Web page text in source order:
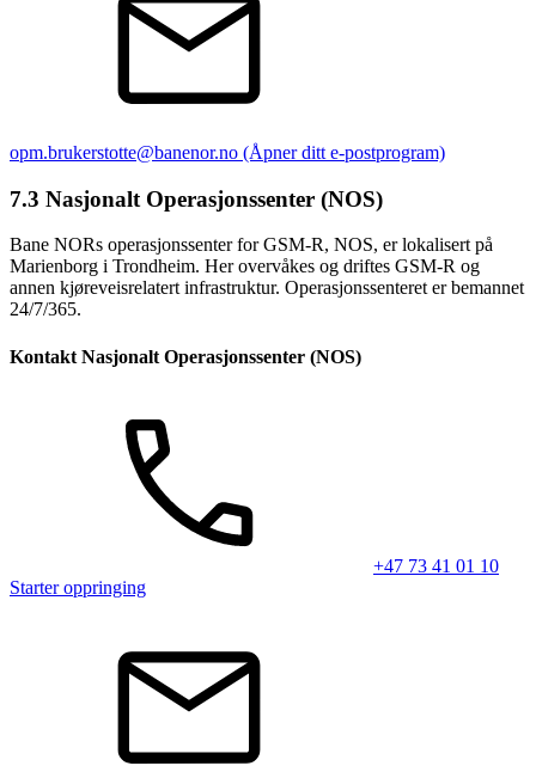
opm.brukerstotte@banenor.no (Åpner ditt e-postprogram)
7.3 Nasjonalt Operasjonssenter (NOS)
Bane NORs operasjonssenter for GSM-R, NOS, er lokalisert på
Marienborg i Trondheim. Her overvåkes og driftes GSM-R og
annen kjøreveisrelatert infrastruktur. Operasjonssenteret er bemannet
24/7/365.
Kontakt Nasjonalt Operasjonssenter (NOS)
+47 73 41 01 10
Starter oppringing